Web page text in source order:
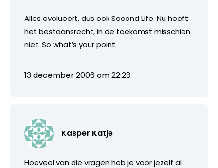
Alles evolueert, dus ook Second Life. Nu heeft
het bestaansrecht, in de toekomst misschien
niet. So what’s your point.
13 december 2006 om 22:28
Kasper Katje
Hoeveel van die vragen heb je voor jezelf al